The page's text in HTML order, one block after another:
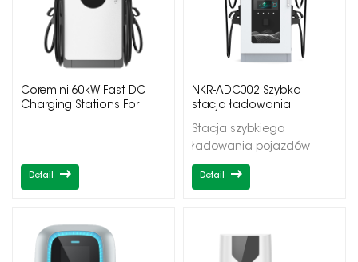
Coremini 60kW Fast DC
Charging Stations For
Detail
NKR-ADC002 Szybka
stacja ładowania
na prąd stały
Stacja szybkiego
ładowania pojazdów
elektrycznych DC Moc
wyjścia
CCS1/CCS2/CHadeMO
Detail